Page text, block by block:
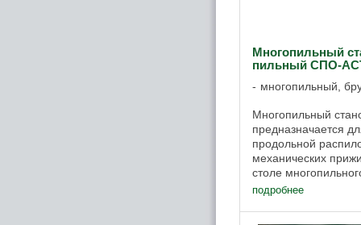
Многопильный
пильный СПО-
многопильный,
Многопильный
предназначается
продольной
механических
столе
для обеспечения
подробнее